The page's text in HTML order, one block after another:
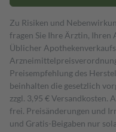
Zu Risiken und
fragen Sie Ihre Ärztin, Ihren
Üblicher
Preisempfehlung des
beinhalten die gesetzlich
zzgl. 3,95 € Versandkosten.
frei. Preisänderungen und
und Gratis-Beigaben nur